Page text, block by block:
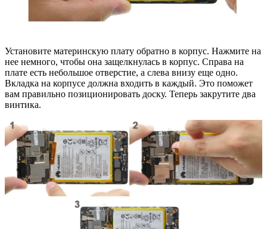
Установите материнскую плату обратно в корпус. Нажмите на
нее немного, чтобы она защелкнулась в корпус. Справа на
плате есть небольшое отверстие, а слева внизу еще одно.
Вкладка на корпусе должна входить в каждый. Это поможет
вам правильно позиционировать доску. Теперь закрутите два
винтика.